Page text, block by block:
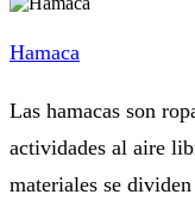
armarios estancos
Hamaca
Las hamacas son
actividades al aire
materiales se